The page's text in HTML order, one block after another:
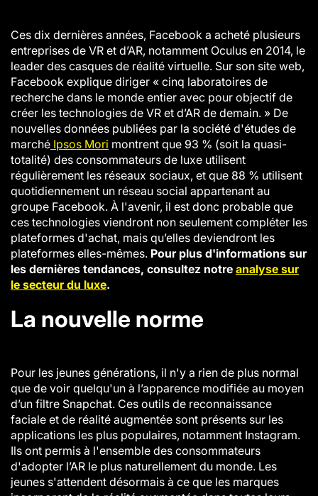
Ces dix dernières années, Facebook a acheté plusieurs
entreprises de VR et d’AR, notamment Oculus en 2014, le
leader des casques de réalité virtuelle. Sur son site web,
Facebook explique diriger « cinq laboratoires de
recherche dans le monde entier avec pour objectif de
créer les technologies de VR et d’AR de demain. » De
nouvelles données publiées par la société d'études de
marché Ipsos Mori montrent que 93 % (soit la quasi-
totalité) des consommateurs de luxe utilisent
régulièrement les réseaux sociaux, et que 88 % utilisent
quotidiennement un réseau social appartenant au
groupe Facebook. À l'avenir, il est donc probable que
ces technologies viendront non seulement compléter les
plateformes d'achat, mais qu’elles deviendront les
plateformes elles-mêmes. Pour plus d'informations sur
les dernières tendances, consultez notre analyse sur
le secteur du luxe.
La nouvelle norme
Pour les jeunes générations, il n'y a rien de plus normal
que de voir quelqu'un à l’apparence modifiée au moyen
d’un filtre Snapchat. Ces outils de reconnaissance
faciale et de réalité augmentée sont présents sur les
applications les plus populaires, notamment Instagram.
Ils ont permis à l'ensemble des consommateurs
d'adopter l’AR le plus naturellement du monde. Les
jeunes s'attendent désormais à ce que les marques